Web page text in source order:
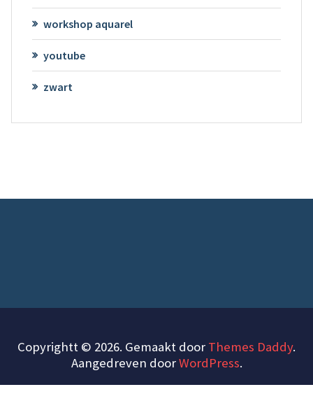
workshop aquarel
youtube
zwart
Copyrightt © 2026. Gemaakt door Themes Daddy.
Aangedreven doorWordPress.